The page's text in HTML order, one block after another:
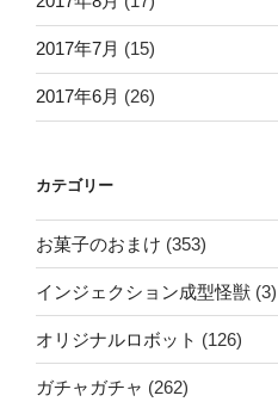
2017年7月 (15)
2017年6月 (26)
カテゴリー
お菓子のおまけ (353)
インジェクション成型怪獣 (3)
オリジナルロボット (126)
ガチャガチャ (262)